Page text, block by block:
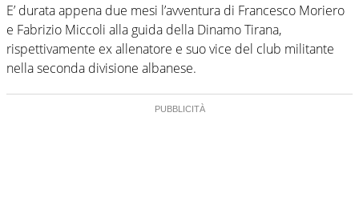
E’ durata appena due mesi l’avventura di Francesco Moriero
e Fabrizio Miccoli alla guida della Dinamo Tirana,
rispettivamente ex allenatore e suo vice del club militante
nella seconda divisione albanese.